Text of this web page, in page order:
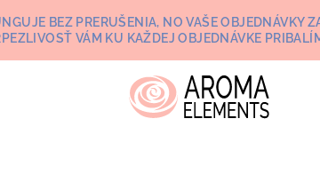
BEZ PRERUŠENIA, NO VAŠE OBJEDNÁVKY
VÁM KU KAŽDEJ OBJEDNÁVKE